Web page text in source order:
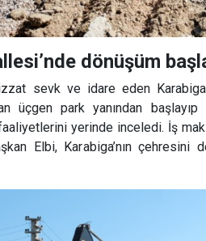
dönüşüm
sevk ve idare eden
üçgen park yanından
yerinde inceledi. İş
Elbi, Karabiga’nın çehresini